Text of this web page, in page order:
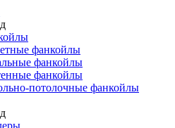
фанкойлы
фанкойлы
фанкойлы
потолочные фанкойлы